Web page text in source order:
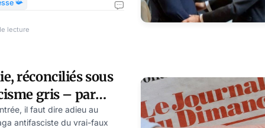
semelle. Reprenons.
gagne sa finale. Au matin,
📯
lecture
réconciliés sous
gris – par
il faut dire adieu au
antifasciste du vrai-faux